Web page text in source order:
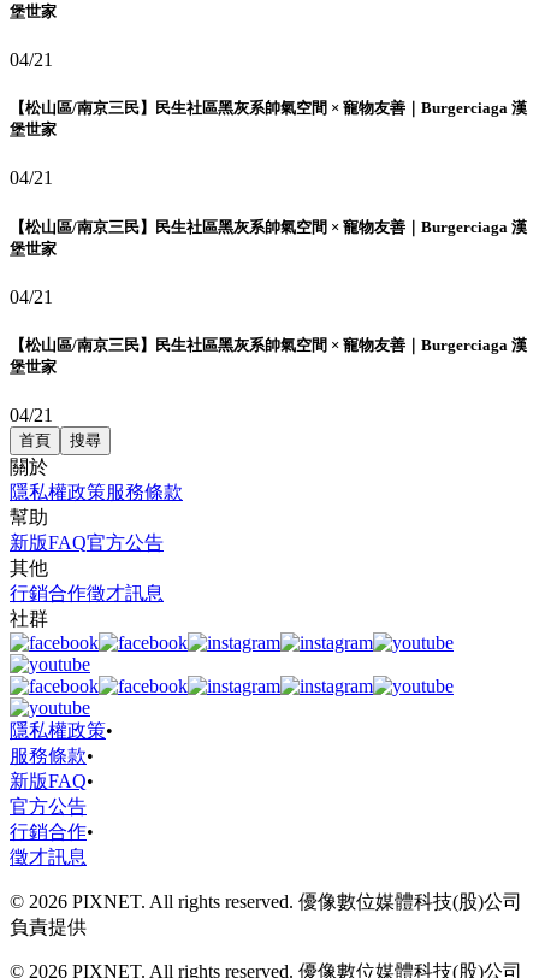
堡世家
04/21
【松山區/南京三民】民生社區黑灰系帥氣空間 × 寵物友善｜Burgerciaga 漢
堡世家
04/21
【松山區/南京三民】民生社區黑灰系帥氣空間 × 寵物友善｜Burgerciaga 漢
堡世家
04/21
【松山區/南京三民】民生社區黑灰系帥氣空間 × 寵物友善｜Burgerciaga 漢
堡世家
04/21
首頁 搜尋
關於
隱私權政策服務條款
幫助
新版FAQ官方公告
其他
行銷合作徵才訊息
社群
隱私權政策•
服務條款•
新版FAQ•
官方公告
行銷合作•
徵才訊息
© 2026 PIXNET. All rights reserved. 優像數位媒體科技(股)公司
負責提供
© 2026 PIXNET. All rights reserved. 優像數位媒體科技(股)公司